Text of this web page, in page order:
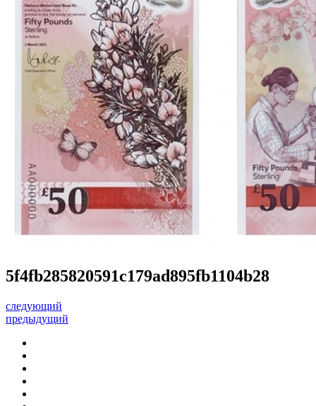
5f4fb285820591c179ad895fb1104b28
следующий
предыдущий